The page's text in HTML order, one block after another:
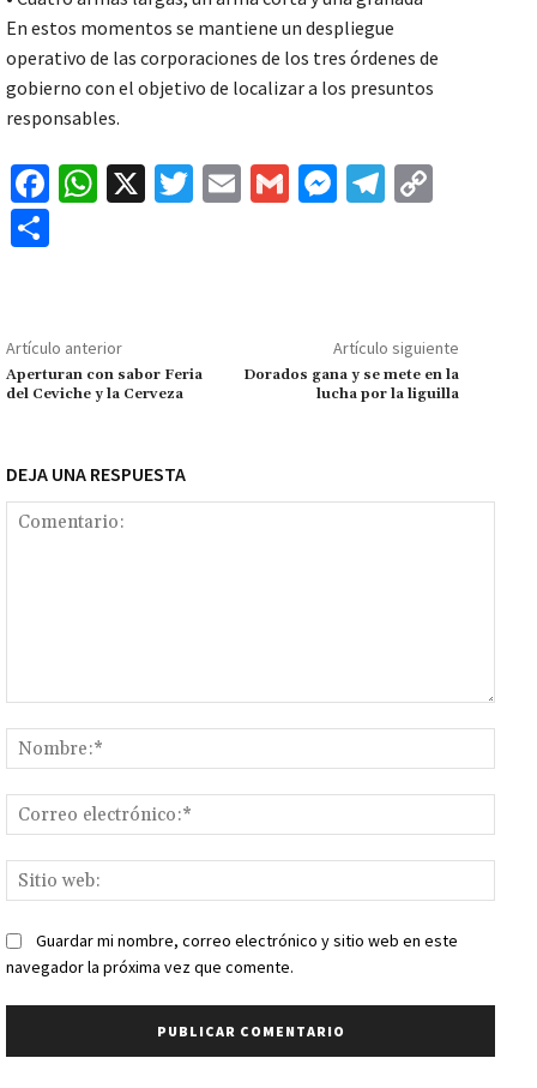
En estos momentos se mantiene un despliegue
operativo de las corporaciones de los tres órdenes de
gobierno con el objetivo de localizar a los presuntos
responsables.
Fa
o
k
W
p
p
X
T
E
G
M
ge
r
Te
m Li
n
k
p
ar
Artículo anterior
Aperturan con sabor Feria
del Ceviche y la Cerveza
Artículo siguiente
Dorados gana y se mete en la
lucha por la liguilla
DEJA UNA RESPUESTA
web:
Guardar mi nombre, correo electrónico y sitio web en este
navegador la próxima vez que comente.